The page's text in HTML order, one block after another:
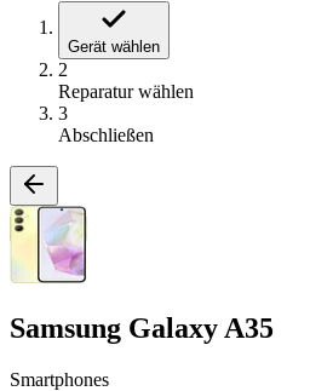
Gerät wählen
2
Reparatur wählen
3
Abschließen
Samsung Galaxy A35
Smartphones